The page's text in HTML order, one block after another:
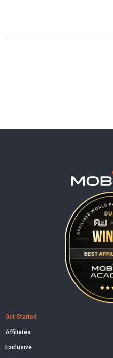
Get Started
Affiliates
Exclusive